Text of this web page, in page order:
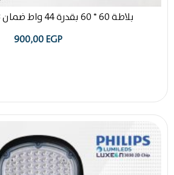
بلاطة 60 * 60 بقدرة 44 واط ضمان 3 سنين تيراست
900,00EGP